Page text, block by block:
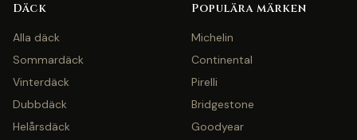
Däck
Alla däck
Sommardäck
Vinterdäck
Dubbdäck
Helårsdäck
Populära märken
Michelin
Continental
Pirelli
Bridgestone
Goodyear